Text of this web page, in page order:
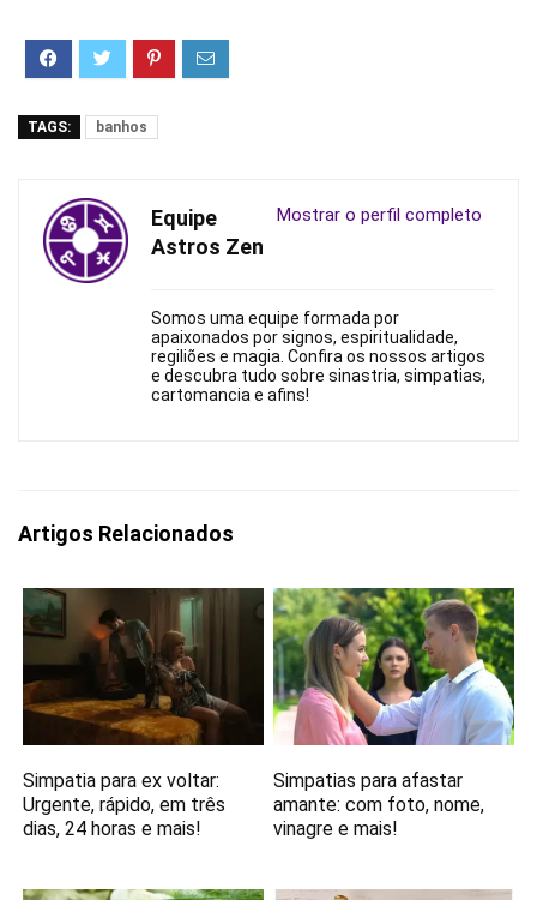
TAGS: banhos
Mostrar o perfil completo
Equipe
Astros Zen
Somos uma equipe formada por
apaixonados por signos, espiritualidade,
regiliões e magia. Confira os nossos artigos
e descubra tudo sobre sinastria, simpatias,
cartomancia e afins!
Artigos Relacionados
Simpatia para ex voltar:
Urgente, rápido, em três
dias, 24 horas e mais!
Simpatias para afastar
amante: com foto, nome,
vinagre e mais!